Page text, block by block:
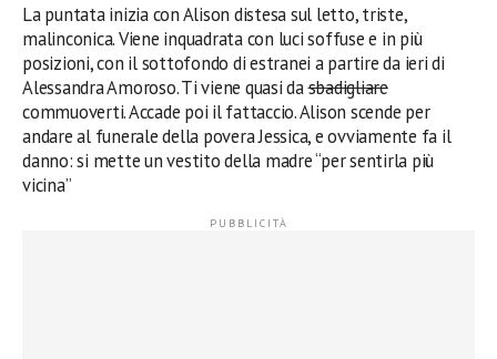
La puntata inizia con Alison distesa sul letto, triste,
malinconica. Viene inquadrata con luci soffuse e in più
posizioni, con il sottofondo di estranei a partire da ieri di
Alessandra Amoroso. Ti viene quasi dasbadigliare
commuoverti. Accade poi il fattaccio. Alison scende per
andare al funerale della povera Jessica, e ovviamente fa il
danno: si mette un vestito della madre “per sentirla più
vicina”